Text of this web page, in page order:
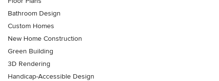
Bathroom Design
Custom Homes
New Home Construction
Green Building
3D Rendering
Handicap-Accessible Design